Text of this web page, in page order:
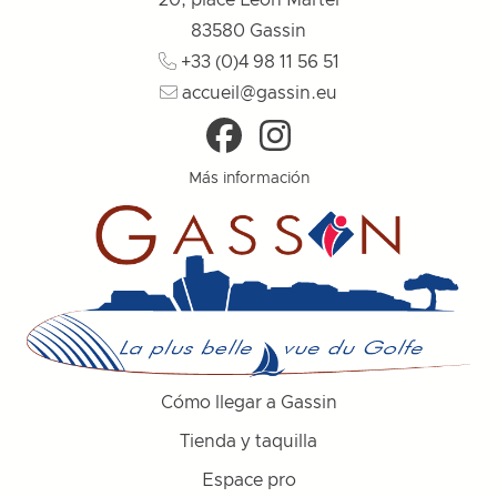
83580 Gassin
+33 (0)4 98 11 56 51
accueil@gassin.eu
Más información
Cómo llegar a Gassin
Tienda y taquilla
Espace pro